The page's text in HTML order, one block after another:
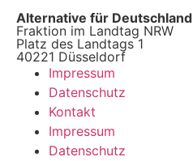
Alternative für Deutschland
Fraktion im Landtag NRW
Platz des Landtags 1
40221 Düsseldorf
Impressum
Datenschutz
Kontakt
Impressum
Datenschutz